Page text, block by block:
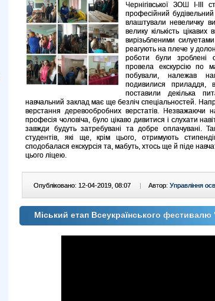
Чернігівської ЗОШ І-ІІІ
професійний
влаштували невеличку
велику кількість
вирізьбленими
реагують на плече у
роботи були зроблені
провела екскурсію по
побували, належав
подивилися приладдя,
поставили декілька
навчальний заклад має ще безліч спеціальностей.
верстання деревообробних верстатів. Незважаючи
професія чоловіча, було цікаво дивитися і слухати
завжди будуть затребувані та добре оплачувані.
студентів, які ще, крім цього, отримують
сподобалася екскурсія та, мабуть, хтось ще й піде
цього ліцею.
Опубліковано: 12-04-2019, 08:07 | Автор: Управління
Міський етап Всеукраїнського